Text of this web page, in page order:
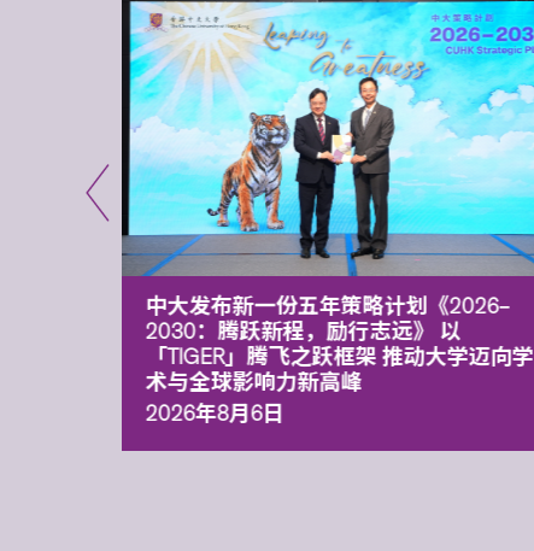
中大发布新一份五年策略计划《2026‒
2030：腾跃新程，励行志远》 以
「TIGER」腾飞之跃框架 推动大学迈向学
术与全球影响力新高峰
2026年8月6日